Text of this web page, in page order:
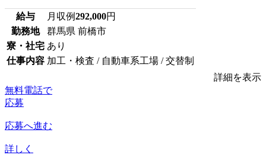
給与 月収例292,000円
勤務地
群馬県 前橋市
寮・社宅 あり
仕事内容 加工・検査 / 自動車系工場 / 交替制
詳細を表示
無料電話で
応募
応募へ進む
詳しく